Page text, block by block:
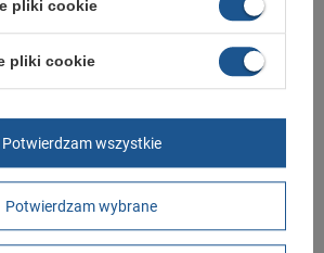
Gwarancja
Zapięcie sznurowane
towaru w
Więcej
20
pliki cookie
pliki cookie
Potwierdzam wybrane
Potwierdzam wszystkie